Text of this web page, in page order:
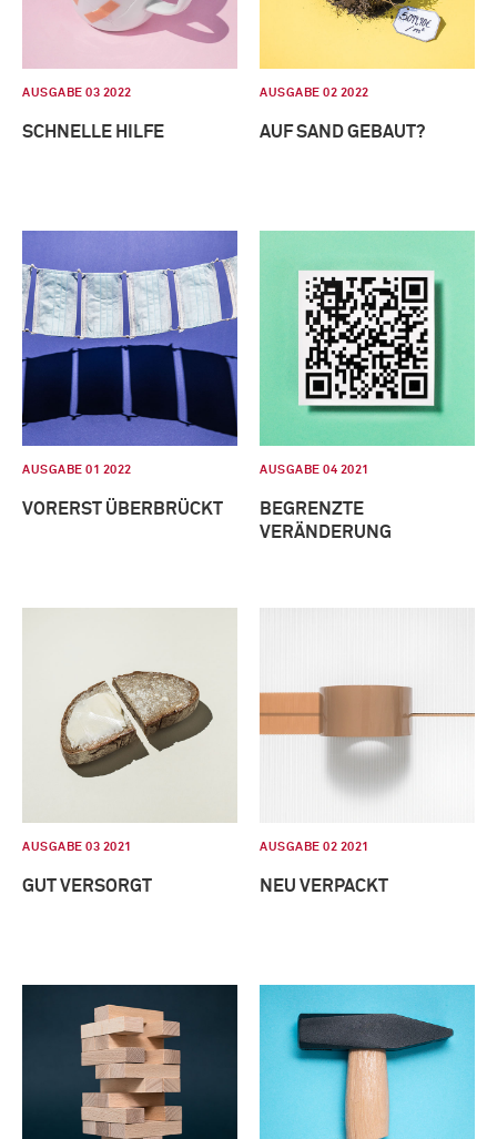
AUSGABE 03 2022
SCHNELLE HILFE
AUSGABE 02 2022
AUF SAND GEBAUT?
AUSGABE 01 2022
VORERST ÜBERBRÜCKT
AUSGABE 04 2021
BEGRENZTE
VERÄNDERUNG
AUSGABE 03 2021
GUT VERSORGT
AUSGABE 02 2021
NEU VERPACKT